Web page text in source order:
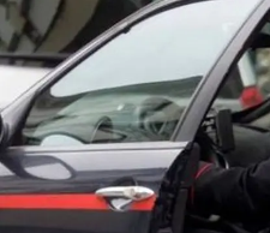
AMBIENTE
SOCIETÀ
CULTURA
ECONOMIA E LAVORO
EVENTI